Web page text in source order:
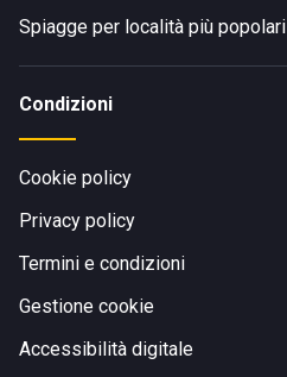
Spiagge per località più popolari
Condizioni
Cookie policy
Privacy policy
Termini e condizioni
Gestione cookie
Accessibilità digitale